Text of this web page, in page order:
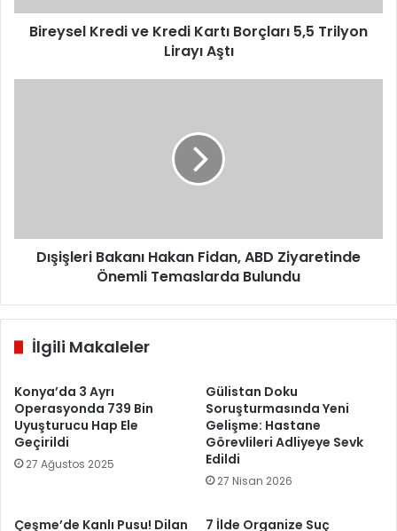
Lirayı
AştıBireysel Kredi ve Kredi Kartı Borçları 5,5 Trilyon
Lirayı Aştı
Bulundu
Dışişleri Bakanı Hakan Fidan, ABD Ziyaretinde
Önemli Temaslarda Bulundu
İlgili Makaleler
Konya’da 3 Ayrı
Operasyonda 739 Bin
Uyuşturucu Hap Ele
Geçirildi
27 Ağustos 2025
Gülistan Doku
Soruşturmasında Yeni
Gelişme: Hastane
Görevlileri Adliyeye Sevk
Edildi
27 Nisan 2026
Çeşme’de Kanlı Pusu! Dilan 7 İlde Organize Suç